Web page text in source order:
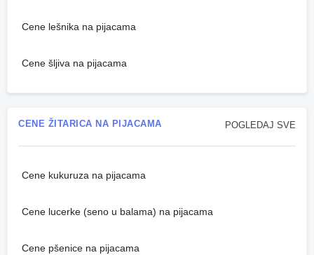
Cene lešnika na pijacama
Cene šljiva na pijacama
POGLEDAJ SVE
CENE ŽITARICA NA PIJACAMA
Cene kukuruza na pijacama
Cene lucerke (seno u balama) na pijacama
Cene pšenice na pijacama